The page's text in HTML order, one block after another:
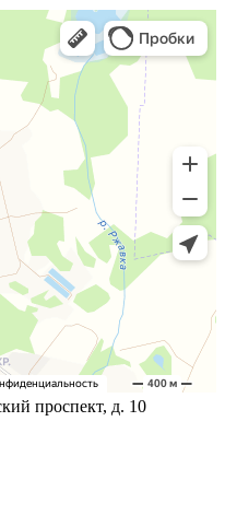
проспект, д. 10